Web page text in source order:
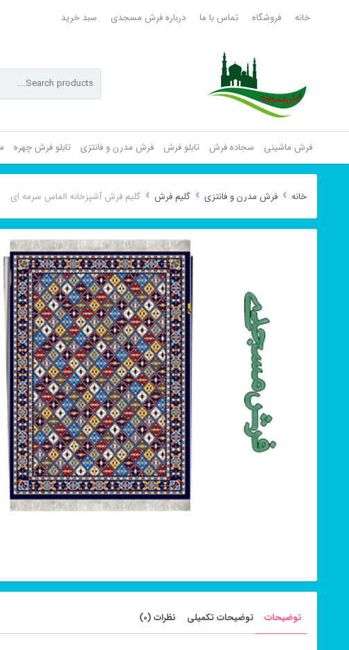
خانه فروشگاه تماس با ما درباره فرش مسجدی سبد خرید
فرش ماشینی سجاده فرش تابلو فرش فرش مدرن و فانتزی تابلو فرش چهره
خانه › فرش مدرن و فانتزی › گلیم فرش › گلیم فرش آشپزخانه الماس سرمه ای
توضیحات توضیحات تکمیلی نظرات (0)